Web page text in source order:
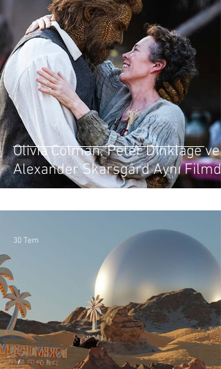
Olivia Colman, Peter Dinklage ve
Alexander Skarsgård Aynı
The Wicker'dan Fragman Geldi
30 Tem